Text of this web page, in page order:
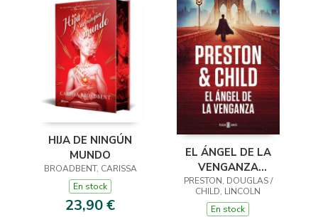
HIJA DE NINGÚN
MUNDO
BROADBENT, CARISSA
En stock
23,90 €
EL ÁNGEL DE LA
VENGANZA
(INSPECTOR
PENDERGAST 22)
PRESTON, DOUGLAS /
CHILD, LINCOLN
En stock